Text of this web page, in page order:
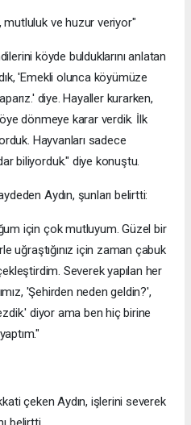
ve huzur veriyor"
köyde bulduklarını anlatan
'Emekli olunca köyümüze
diye. Hayaller kurarken,
dönmeye karar verdik. İlk
Hayvanları sadece
biliyorduk." diye konuştu.
Aydın, şunları belirtti:
için çok mutluyum. Güzel bir
uğraştığınız için zaman çabuk
Severek yapılan her
'Şehirden neden geldin?',
diyor ama ben hiç birine
çeken Aydın, işlerini severek